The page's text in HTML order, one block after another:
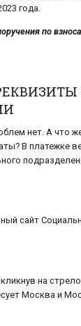
года.
по
нет. А что
В платежке
сайт
на
Москва и